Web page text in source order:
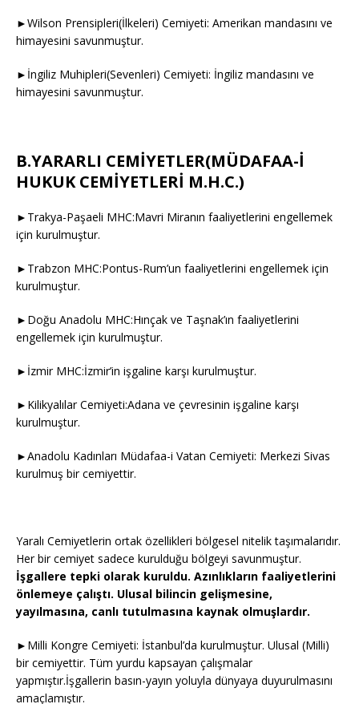
►Wilson Prensipleri(İlkeleri) Cemiyeti: Amerikan mandasını ve
himayesini savunmuştur.
►İngiliz Muhipleri(Sevenleri) Cemiyeti: İngiliz mandasını ve
himayesini savunmuştur.
B.YARARLI CEMİYETLER(MÜDAFAA-İ
HUKUK CEMİYETLERİ M.H.C.)
►Trakya-Paşaeli MHC:Mavri Miranın faaliyetlerini engellemek
için kurulmuştur.
►Trabzon MHC:Pontus-Rum’un faaliyetlerini engellemek için
kurulmuştur.
►Doğu Anadolu MHC:Hınçak ve Taşnak’ın faaliyetlerini
engellemek için kurulmuştur.
►İzmir MHC:İzmir’in işgaline karşı kurulmuştur.
►Kilikyalılar Cemiyeti:Adana ve çevresinin işgaline karşı
kurulmuştur.
►Anadolu Kadınları Müdafaa-i Vatan Cemiyeti: Merkezi Sivas
kurulmuş bir cemiyettir.
Yaralı Cemiyetlerin ortak özellikleri bölgesel nitelik taşımalarıdır.
Her bir cemiyet sadece kurulduğu bölgeyi savunmuştur.
İşgallere tepki olarak kuruldu. Azınlıkların faaliyetlerini
önlemeye çalıştı. Ulusal bilincin gelişmesine,
yayılmasına, canlı tutulmasına kaynak olmuşlardır.
►Milli Kongre Cemiyeti: İstanbul’da kurulmuştur. Ulusal (Milli)
bir cemiyettir. Tüm yurdu kapsayan çalışmalar
yapmıştır.İşgallerin basın-yayın yoluyla dünyaya duyurulmasını
amaçlamıştır.